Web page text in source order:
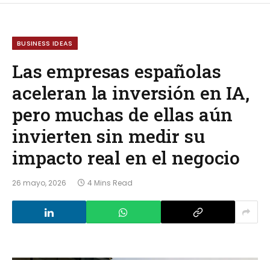
BUSINESS IDEAS
Las empresas españolas
aceleran la inversión en IA,
pero muchas de ellas aún
invierten sin medir su
impacto real en el negocio
26 mayo, 2026 4 Mins Read